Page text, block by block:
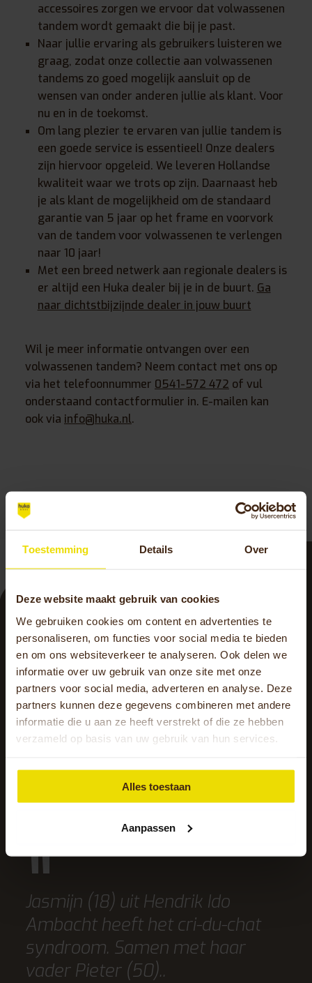
Toestemming Details Over
Deze website maakt gebruik van cookies
We gebruiken cookies om content en advertenties te
personaliseren, om functies voor social media te bieden
en om ons websiteverkeer te analyseren. Ook delen we
informatie over uw gebruik van onze site met onze
partners voor social media, adverteren en analyse. Deze
partners kunnen deze gegevens combineren met andere
informatie die u aan ze heeft verstrekt of die ze hebben
verzameld op basis van uw gebruik van hun services.
Alles toestaan
Aanpassen
accessoires zorgen we ervoor dat volwassenen
tandem wordt gemaakt die bij je past.
Naar jullie ervaring als gebruikers luisteren we
graag, zodat onze collectie aan volwassenen
tandems zo goed mogelijk aansluit op de
wensen van onder anderen jullie als klant. Voor
nu en in de toekomst.
Om lang plezier te ervaren van jullie tandem is
een goede service is essentieel! Onze dealers
zijn hiervoor opgeleid. We leveren Hollandse
kwaliteit waar we trots op zijn. Daarnaast heb
je als klant de mogelijkheid om de standaard
garantie van 5 jaar op het frame en voorvork
van de tandem voor volwassenen te verlengen
naar 10 jaar!
Met een breed netwerk aan regionale dealers is
er altijd een Huka dealer bij je in de buurt. Ga
naar dichtstbijzijnde dealer in jouw buurt
Wil je meer informatie ontvangen over een
volwassenen tandem? Neem contact met ons op
via het telefoonnummer 0541-572 472 of vul
onderstaand contactformulier in. E-mailen kan
ook via info@huka.nl.
Jasmijn (18) uit Hendrik Ido
Ambacht heeft het cri-du-chat
syndroom. Samen met haar
vader Pieter (50)..